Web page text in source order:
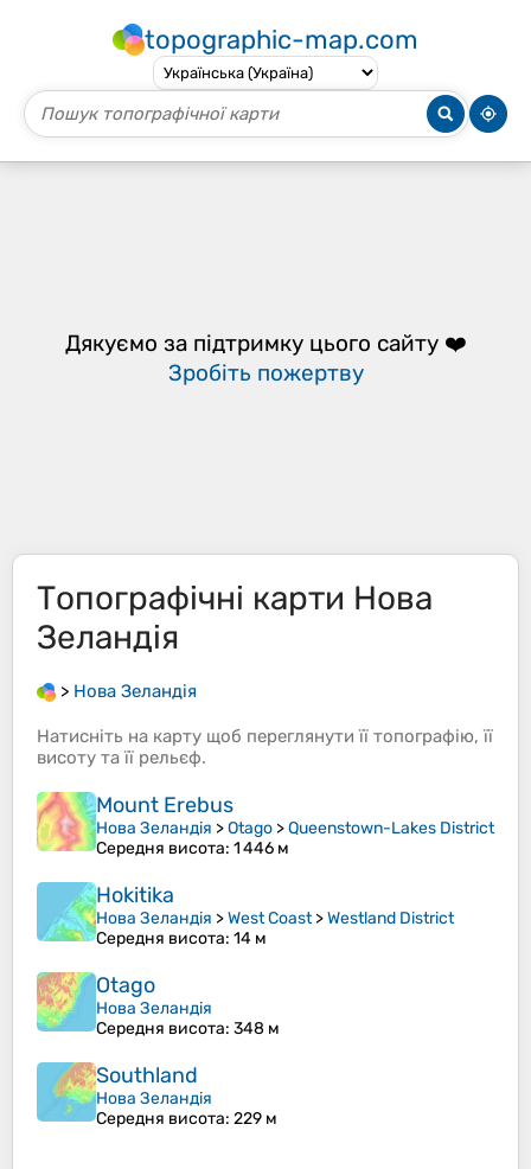
topographic-map.com
Дякуємо за підтримку цього сайту ❤️
Зробіть пожертву
Топографічні карти Нова
Зеландія
> Нова Зеландія
Натисніть на карту щоб переглянути її топографію, її
висоту та її рельєф.
Mount Erebus
Нова Зеландія >Otago >Queenstown-Lakes District
Середня висота: 1 446 м
Hokitika
Нова Зеландія >West Coast>Westland District
Середня висота: 14 м
Otago
Нова Зеландія
Середня висота: 348 м
Southland
Нова Зеландія
Середня висота: 229 м